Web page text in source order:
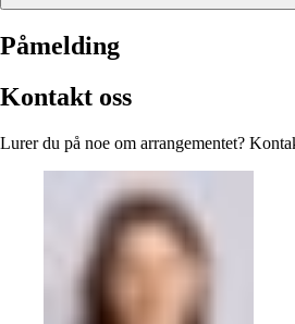
Påmelding
Kontakt oss
Lurer du på noe om arrangementet?